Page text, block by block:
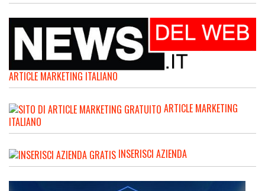
ARTICLE MARKETING ITALIANO
ARTICLE MARKETING
ITALIANO
INSERISCI AZIENDA